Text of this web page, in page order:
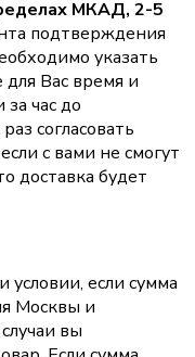
МКАД, 2-5
подтверждения
указать
Вас время и
час до
согласовать
с вами не смогут
доставка будет
условии, если сумма
Москвы и
вы